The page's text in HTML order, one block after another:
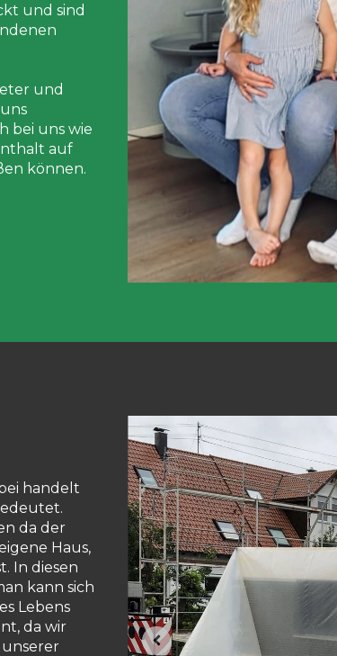
und sind
und
bei uns wie
auf
können.
handelt
da der
Haus,
In diesen
kann sich
Lebens
da wir